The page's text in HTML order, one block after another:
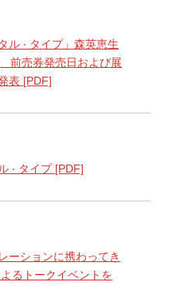
ル ‧ タイプ」森英恵生
前売券発売日および展
表 [PDF]
‧ タイプ[PDF]
ーションに携わってき
るトークイベントを